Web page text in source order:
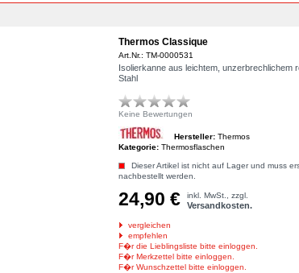
Thermos Classique
Art.Nr.: TM-0000531
Isolierkanne aus leichtem, unzerbrechlichem
Stahl
Keine Bewertungen
Hersteller: Thermos
Kategorie: Thermosflaschen
Dieser Artikel ist nicht auf Lager und muss
nachbestellt werden.
24,90 € inkl. MwSt., zzgl.
Versandkosten.
vergleichen
empfehlen
F�r die Lieblingsliste bitte einloggen.
F�r Merkzettel bitte einloggen.
F�r Wunschzettel bitte einloggen.